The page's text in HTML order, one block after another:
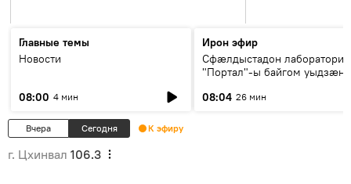
Главные темы
Новости
08:00 4 мин
Ирон эфир
Сфæлдыстадон лаборатори
"Портал"-ы байгом уыдзæн
Æхсары куыстыты равдыст
08:04 26 мин
Вчера Сегодня К эфиру
г. Цхинвал 106.3